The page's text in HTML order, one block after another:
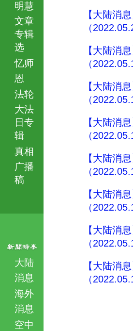
明慧
文章
专辑
选
忆师
恩
法轮
大法
日专
辑
真相
广播
稿
大陆
消息
海外
消息
空中
【大陆消
（
【大陆消
（
【大陆消
（
【大陆消
（
【大陆消
（
【大陆消
（
【大陆消
（
【大陆消
（